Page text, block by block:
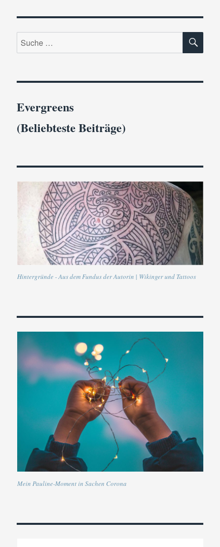
Autorin:
Heilmittel
Suche
nach:
Evergreens
(Beliebteste Beiträge)
Hintergründe - Aus dem Fundus der Autorin | Wikinger und Tattoos
Mein Pauline-Moment in Sachen Corona